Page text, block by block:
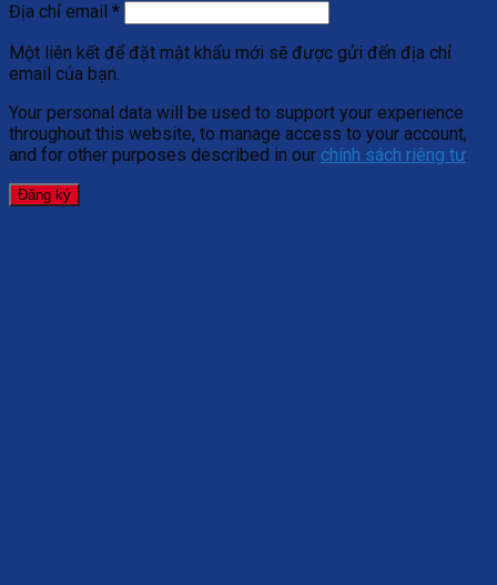
Địa chỉ email *
Một liên kết để đặt mật khẩu mới sẽ được gửi đến địa chỉ
email của bạn.
Your personal data will be used to support your experience
throughout this website, to manage access to your account,
and for other purposes described in our chính sách riêng tư.
Đăng ký